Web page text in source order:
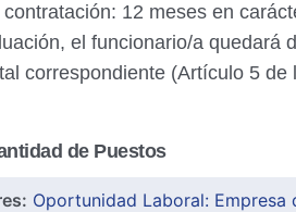
12 meses en
el funcionario/a quedará
correspondiente (Artículo 5
de Puestos
Oportunidad Laboral: Empresa